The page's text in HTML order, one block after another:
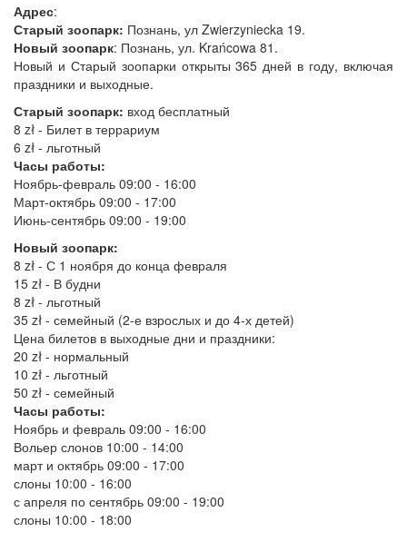
Адрес:
Старый зоопарк: Познань, ул Zwierzyniecka 19.
Новый зоопарк: Познань, ул. Krańcowa 81.
Новый и Старый зоопарки открыты 365 дней в году, включая
праздники и выходные.
Старый зоопарк: вход бесплатный
8 zł - Билет в террариум
6 zł - льготный
Часы работы:
Ноябрь-февраль 09:00 - 16:00
Март-октябрь 09:00 - 17:00
Июнь-сентябрь 09:00 - 19:00
Новый зоопарк:
8 zł - С 1 ноября до конца февраля
15 zł - В будни
8 zł - льготный
35 zł - семейный (2-е взрослых и до 4-х детей)
Цена билетов в выходные дни и праздники:
20 zł - нормальный
10 zł - льготный
50 zł - семейный
Часы работы:
Ноябрь и февраль 09:00 - 16:00
Вольер слонов 10:00 - 14:00
март и октябрь 09:00 - 17:00
слоны 10:00 - 16:00
с апреля по сентябрь 09:00 - 19:00
слоны 10:00 - 18:00